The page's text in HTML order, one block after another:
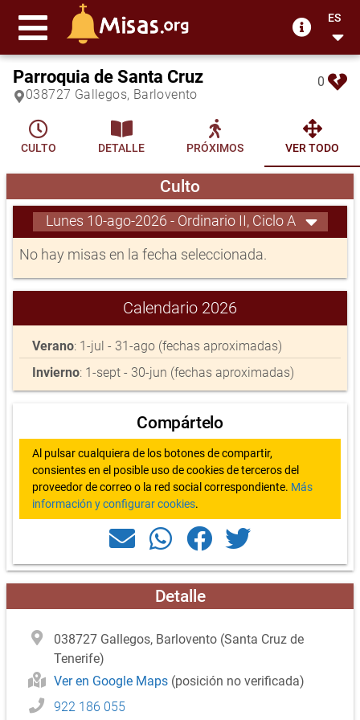
ES
Parroquia de Santa Cruz
038727 Gallegos, Barlovento
0
CULTO DETALLE PRÓXIMOS VER TODO
Culto
Lunes 10-ago-2026 - Ordinario II, Ciclo A
No hay misas en la fecha seleccionada.
Calendario 2026
Verano: 1-jul - 31-ago (fechas aproximadas)
Invierno: 1-sept - 30-jun (fechas aproximadas)
Compártelo
Al pulsar cualquiera de los botones de compartir,
consientes en el posible uso de cookies de terceros del
proveedor de correo o la red social correspondiente. Más
información y configurar cookies.
Detalle
038727 Gallegos, Barlovento (Santa Cruz de
Tenerife)
Ver en Google Maps (posición no verificada)
922 186 055